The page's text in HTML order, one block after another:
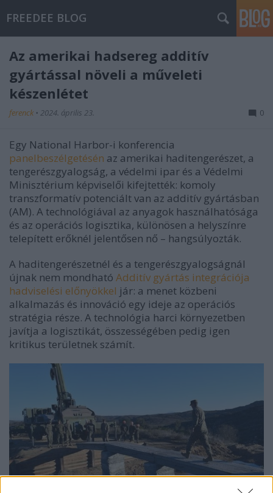
FREEDEE BLOG
Az amerikai hadsereg additív
gyártással növeli a műveleti
készenlétet
ferenck • 2024. április 23. 0
Egy National Harbor-i konferencia
panelbeszélgetésén az amerikai haditengerészet, a
tengerészgyalogság, a védelmi ipar és a Védelmi
Minisztérium képviselői kifejtették: komoly
transzformatív potenciált van az additív gyártásban
(AM). A technológiával az anyagok használhatósága
és az operációs logisztika, különösen a helyszínre
telepített erőknél jelentősen nő – hangsúlyozták.
A haditengerészetnél és a tengerészgyalogságnál
újnak nem mondható Additív gyártás integrációja
hadviselési előnyökkel jár: a menet közbeni
alkalmazás és innováció egy ideje az operációs
stratégia része. A technológia harci környezetben
javítja a logisztikát, összességében pedig igen
kritikus területnek számít.